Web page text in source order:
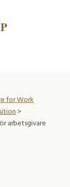
for Work
>
arbetsgivare